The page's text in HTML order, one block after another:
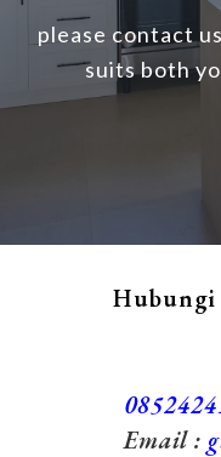
please contact
suits both
Hubungi
Email :